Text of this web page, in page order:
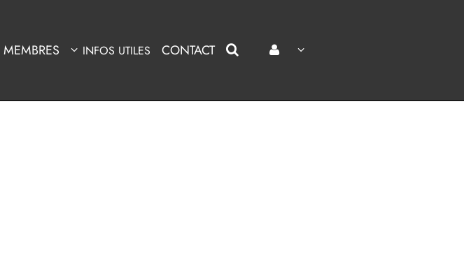
MEMBRES INFOS UTILES CONTACT